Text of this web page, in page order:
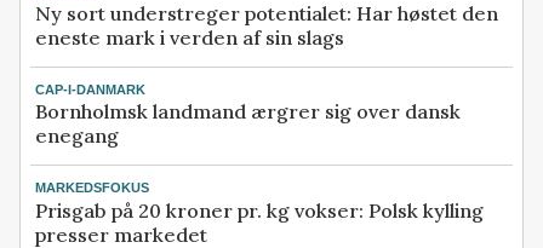
Ny sort understreger potentialet: Har høstet den
eneste mark i verden af sin slags
CAP-I-DANMARK
Bornholmsk landmand ærgrer sig over dansk
enegang
MARKEDSFOKUS
Prisgab på 20 kroner pr. kg vokser: Polsk kylling
presser markedet